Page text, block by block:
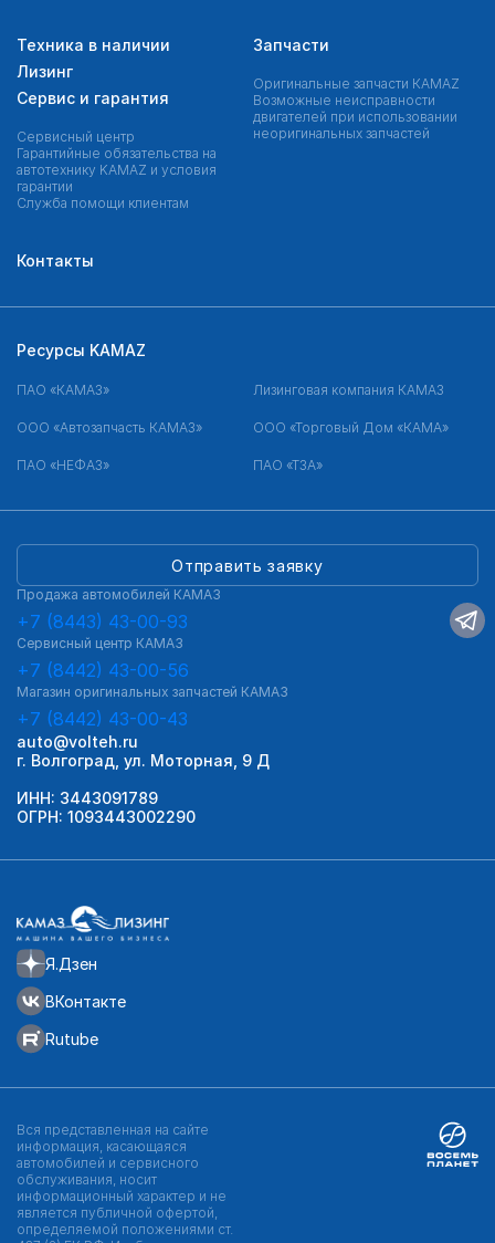
Техника в наличии
Лизинг
Сервис и гарантия
Сервисный центр
Гарантийные обязательства на
автотехнику KAMAZ и условия
гарантии
Служба помощи клиентам
Запчасти
Оригинальные запчасти КAMAZ
Возможные неисправности
двигателей при использовании
неоригинальных запчастей
Контакты
Я.Дзен
ВКонтакте
Rutube
Отправить заявку
Продажа автомобилей КАМАЗ
+7 (8443) 43-00-93
Сервисный центр КАМАЗ
+7 (8442) 43-00-56
Магазин оригинальных запчастей КАМАЗ
+7 (8442) 43-00-43
auto@volteh.ru
г. Волгоград, ул. Моторная, 9 Д
ИНН: 3443091789
ОГРН: 1093443002290
Ресурсы KAMAZ
ПАО «КАМАЗ» Лизинговая компания КАМАЗ
ООО «Автозапчасть КАМАЗ» ООО «Торговый Дом «КАМА»
ПАО «НЕФАЗ» ПАО «ТЗА»
Вся представленная на сайте
информация, касающаяся
автомобилей и сервисного
обслуживания, носит
информационный характер и не
является публичной офертой,
определяемой положениями ст.